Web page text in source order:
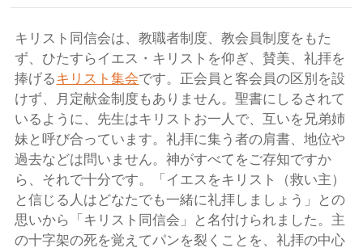
キリスト同信会は、教職者制度、教会員制度をもた
ず、ひたすらイエス・キリストを仰ぎ、賛美、礼拝を
捧げるキリスト集会です。正会員と客会員の区別を設
けず、月定献金制度もありません。聖書にしるされて
いるように、先生はキリストお一人で、互いを兄弟姉
妹と呼び合っています。礼拝に集う者の肩書、地位や
過去などは問いません。神がすべてをご存知ですか
ら、それで十分です。「イエスをキリスト（救い主）
と信じる人はどなたでも一緒に礼拝しましょう」との
思いから「キリスト同信会」と名付けられました。主
の十字架の死を覚えてパンを裂くことを、礼拝の中心